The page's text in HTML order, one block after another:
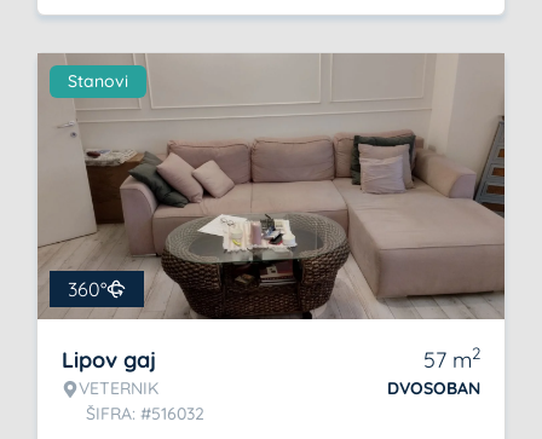
Stanovi
360°
Lipov gaj
VETERNIK
ŠIFRA: #516032
57 m2
DVOSOBAN